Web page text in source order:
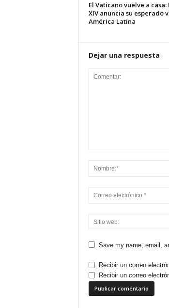
El Vaticano vuelve a casa:
XIV anuncia su esperado
América Latina
Dejar una respuesta
Save my name, email,
Recibir un correo
Recibir un correo